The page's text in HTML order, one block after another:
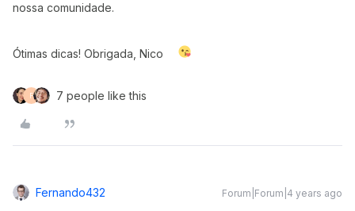
nossa comunidade.
Ótimas dicas! Obrigada, Nico
F 7 people like this
Fernando432 Forum|Forum|4 years ago